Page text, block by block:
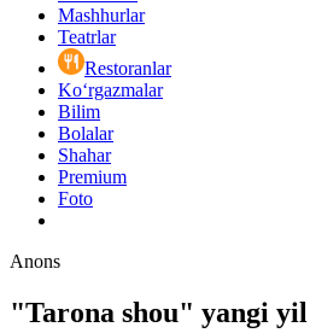
Mashhurlar
Teatrlar
Restoranlar
Ko‘rgazmalar
Bilim
Bolalar
Shahar
Premium
Foto
Anons
"Tarona shou" yangi